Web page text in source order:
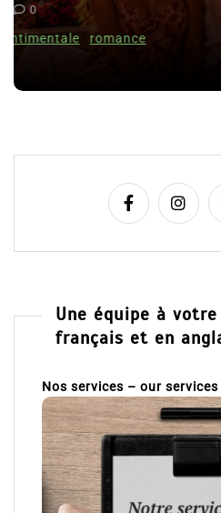
c
e
Clara Delcourt
Une équipe à
français et en
Nos services – our services